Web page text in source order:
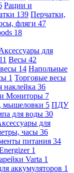
Рации и
139 Перчатки,
фляги 47
18
для
11 Весы 42
14 Напольные
1 Торговые весы
наклейка 36
Мониторы 7
мышеловки 5 ПДУ
для воды 30
для
часы 36
питания 34
1
Varta 1
аккумуляторов 1